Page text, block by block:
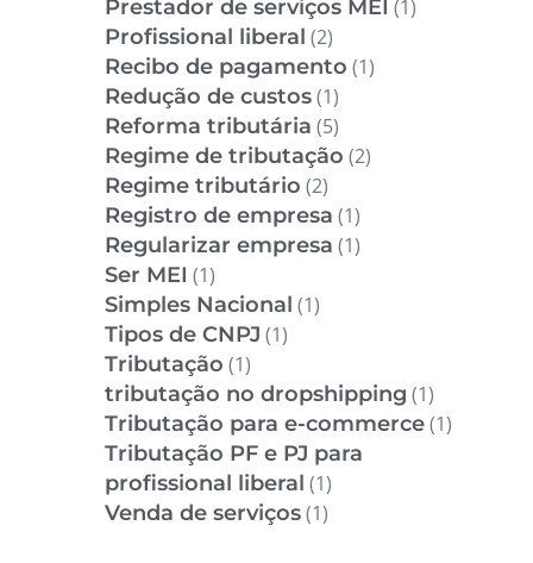
Prestador de serviços MEI (1)
Profissional liberal (2)
Recibo de pagamento (1)
Redução de custos(1)
Reforma tributária (5)
Regime de tributação (2)
Regime tributário (2)
Registro de empresa (1)
Regularizar empresa (1)
Ser MEI (1)
Simples Nacional (1)
Tipos de CNPJ (1)
Tributação (1)
tributação no dropshipping (1)
Tributação para e-commerce(1)
Tributação PF e PJ para
profissional liberal (1)
Venda de serviços(1)